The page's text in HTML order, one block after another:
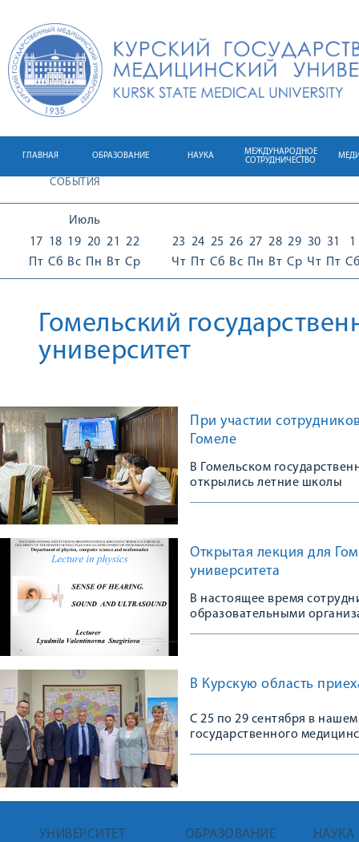
ГЛАВНАЯ ОБРАЗОВАНИЕ НАУКА
МЕЖДУНАРОДНОЕ
СОТРУДНИЧЕСТВО
СОБЫТИЯ
Июль
17
Пт
18
Сб
19
Вс
20
Пн
21
Вт
22
Ср
23
Чт
24
Пт
25
Сб
26
Вс
27
Пн
28
Вт
29
Ср
30
Чт
31
Пт
1
Сб
Гомельский
университет
При участии
Гомеле
В Гомельском
открылись летние школы
Открытая лекция для
университета
В настоящее время
образовательными
В Курскую область
С 25 по 29 сентября в
государственного
УНИВЕРСИТЕТ ОБРАЗОВАНИЕ НАУКА